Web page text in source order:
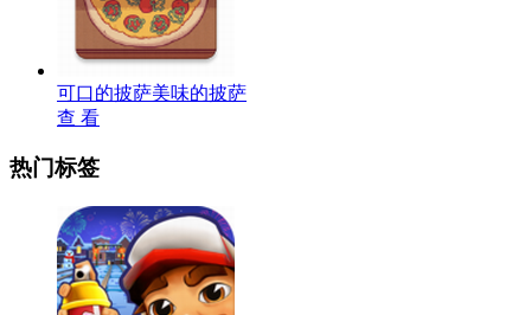
可口的披萨美味的披萨
查 看
热门标签